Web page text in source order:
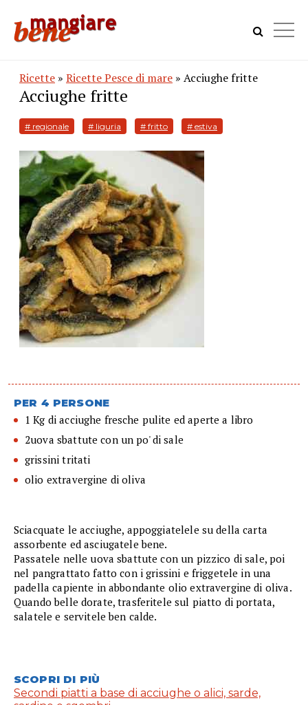
Ricette » Ricette Pesce di mare » Acciughe fritte
Acciughe fritte
# regionale # liguria # fritto # estiva
PER 4 PERSONE
1 Kg di acciughe fresche pulite ed aperte a libro
2uova sbattute con un po' di sale
grissini tritati
olio extravergine di oliva
Sciacquate le acciughe, appoggiatelele su della carta
assorbente ed asciugatele bene.
Passatele nelle uova sbattute con un pizzico di sale, poi
nel pangrattato fatto con i grissini e friggetele in una
padella capiente in abbondante olio extravergine di oliva.
Quando belle dorate, trasferitele sul piatto di portata,
salatele e servitele ben calde.
SCOPRI DI PIÙ
Secondi piatti a base di acciughe o alici, sarde,